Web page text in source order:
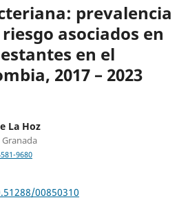
prevalencia
asociados en
en el
2017 – 2023
La Hoz
9680
00850310